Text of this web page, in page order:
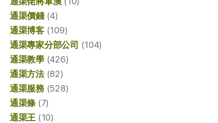
通渠價錢(4)
通渠博客(109)
通渠專家分部公司 (104)
通渠教學(426)
通渠方法(82)
通渠服務(528)
通渠條 (7)
通渠王 (10)